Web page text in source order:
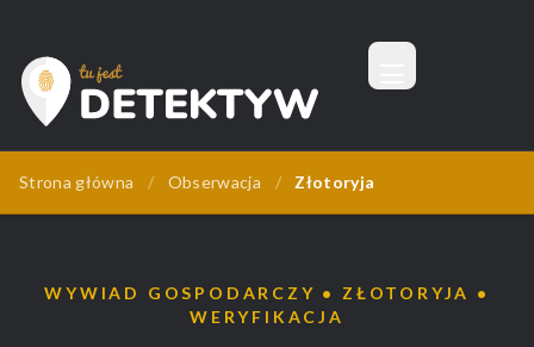
Tu Jest Detektyw
Menu
Strona główna / Obserwacja / Złotoryja
WYWIAD GOSPODARCZY • ZŁOTORYJA •
WERYFIKACJA